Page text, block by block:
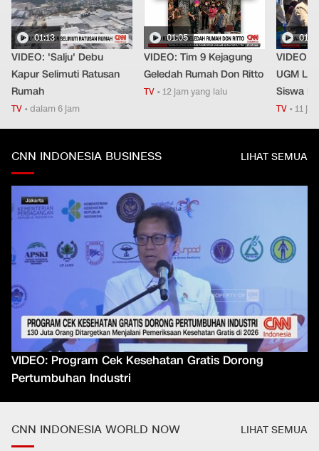
01:13
VIDEO: 'Salju' Debu
Kapur Selimuti Ratusan
Rumah
TV •dalam 6 jam
01:05
VIDEO: Tim 9 Kejagung
Geledah Rumah Don Ritto
TV • 12 jam yang lalu
VIDEO:
UGM
Siswa
TV • 11
CNN INDONESIA BUSINESS LIHAT SEMUA
VIDEO: Program Cek Kesehatan Gratis Dorong
Pertumbuhan Industri
CNN INDONESIA WORLD NOW LIHAT SEMUA